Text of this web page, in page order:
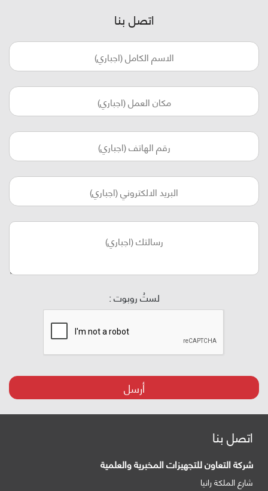
اتصل بنا
لستُ روبوت :
أرسل
اتصل بنا
شركة التعاون للتجهيزات المخبرية والعلمية
شارع الملكة رانيا